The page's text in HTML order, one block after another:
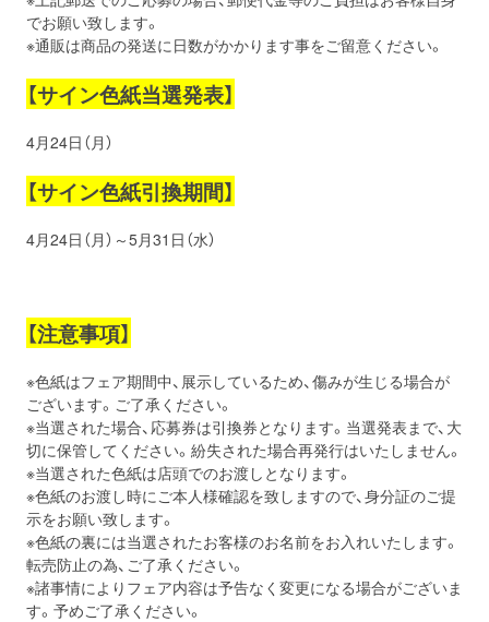
でお願い致します。
※通販は商品の発送に日数がかかります事をご留意ください。
【サイン色紙当選発表】
4月24日（月）
【サイン色紙引換期間】
4月24日（月）～5月31日（水）
【注意事項】
※色紙はフェア期間中、展示しているため、傷みが生じる場合が
ございます。ご了承ください。
※当選された場合、応募券は引換券となります。当選発表まで、大
切に保管してください。紛失された場合再発行はいたしません。
※当選された色紙は店頭でのお渡しとなります。
※色紙のお渡し時にご本人様確認を致しますので、身分証のご提
示をお願い致します。
※色紙の裏には当選されたお客様のお名前をお入れいたします。
転売防止の為、ご了承ください。
※諸事情によりフェア内容は予告なく変更になる場合がございま
す。予めご了承ください。